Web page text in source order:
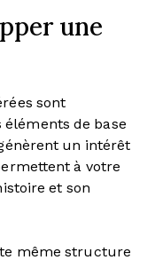
une
sont
de base
un intérêt
à votre
et son
même structure